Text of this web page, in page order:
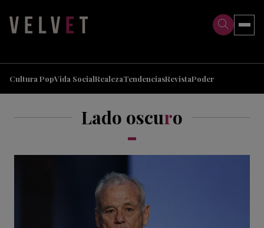
Cultura PopVida SocialRealezaTendenciasRevistaPoder
Lado oscuro